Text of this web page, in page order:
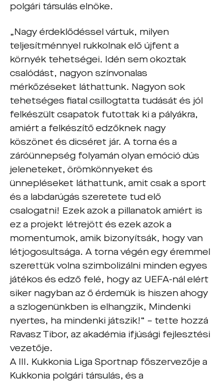
polgári társulás elnöke.
„Nagy érdeklődéssel vártuk, milyen
teljesítménnyel rukkolnak elő újfent a
környék tehetségei. Idén sem okoztak
csalódást, nagyon színvonalas
mérkőzéseket láthattunk. Nagyon sok
tehetséges fiatal csillogtatta tudását és jól
felkészült csapatok futottak ki a pályákra,
amiért a felkészítő edzőknek nagy
köszönet és dicséret jár. A torna és a
záróünnepség folyamán olyan emóció dús
jeleneteket, örömkönnyeket és
ünnepléseket láthattunk, amit csak a sport
és a labdarúgás szeretete tud elő
csalogatni! Ezek azok a pillanatok amiért is
ez a projekt létrejött és ezek azok a
momentumok, amik bizonyítsák, hogy van
létjogosultsága. A torna végén egy éremmel
szerettük volna szimbolizálni minden egyes
játékos és edző felé, hogy az UEFA-nál elért
siker nagyban az ő érdemük is hiszen ahogy
a szlogenünkben is elhangzik, Mindenki
nyertes, ha mindenki játszik!“ – tette hozzá
Ravasz Tibor, az akadémia ifjúsági fejlesztési
vezetője.
A III. Kukkonia Liga Sportnap főszervezője a
Kukkonia polgári társulás, és a